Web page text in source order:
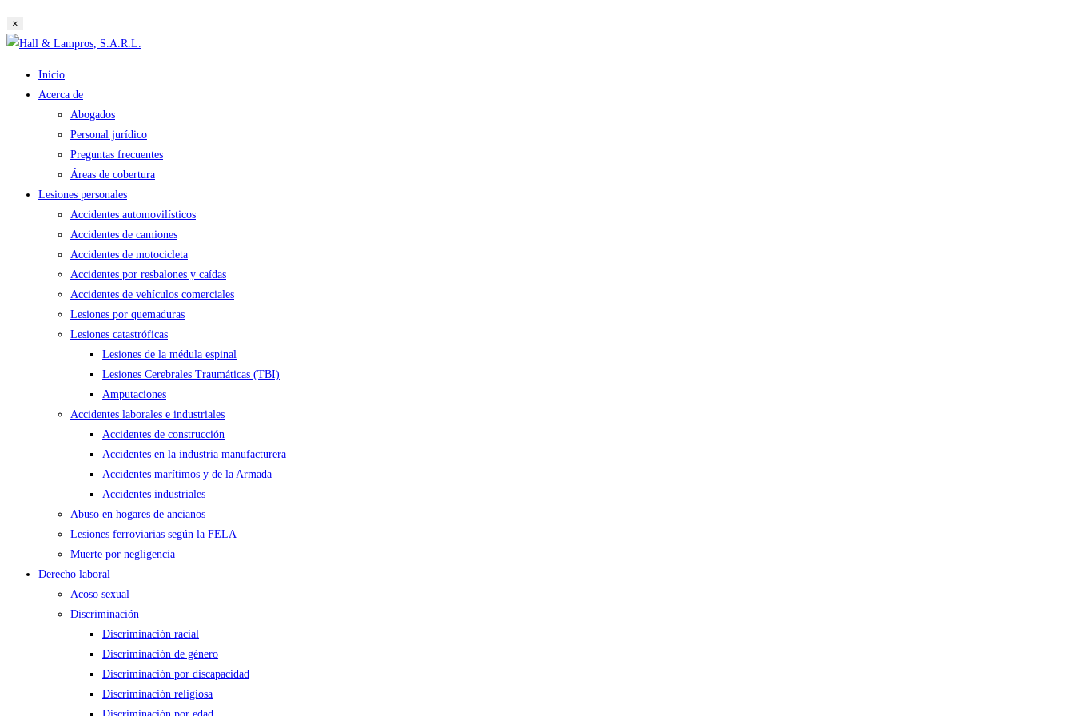
la
web
×
Saltar
contenido
Inicio
Acerca de
Abogados
Personal jurídico
Preguntas frecuentes
Áreas de cobertura
Lesiones personales
Accidentes automovilísticos
Accidentes de camiones
Accidentes de motocicleta
Accidentes por resbalones y caídas
Accidentes de vehículos comerciales
Lesiones por quemaduras
Lesiones catastróficas
Lesiones de la médula espinal
Lesiones Cerebrales Traumáticas (TBI)
Amputaciones
Accidentes laborales e industriales
Accidentes de construcción
Accidentes en la industria manufacturera
Accidentes marítimos y de la Armada
Accidentes industriales
Abuso en hogares de ancianos
Lesiones ferroviarias según la FELA
Muerte por negligencia
Derecho laboral
Acoso sexual
Discriminación
Discriminación racial
Discriminación de género
Discriminación por discapacidad
Discriminación religiosa